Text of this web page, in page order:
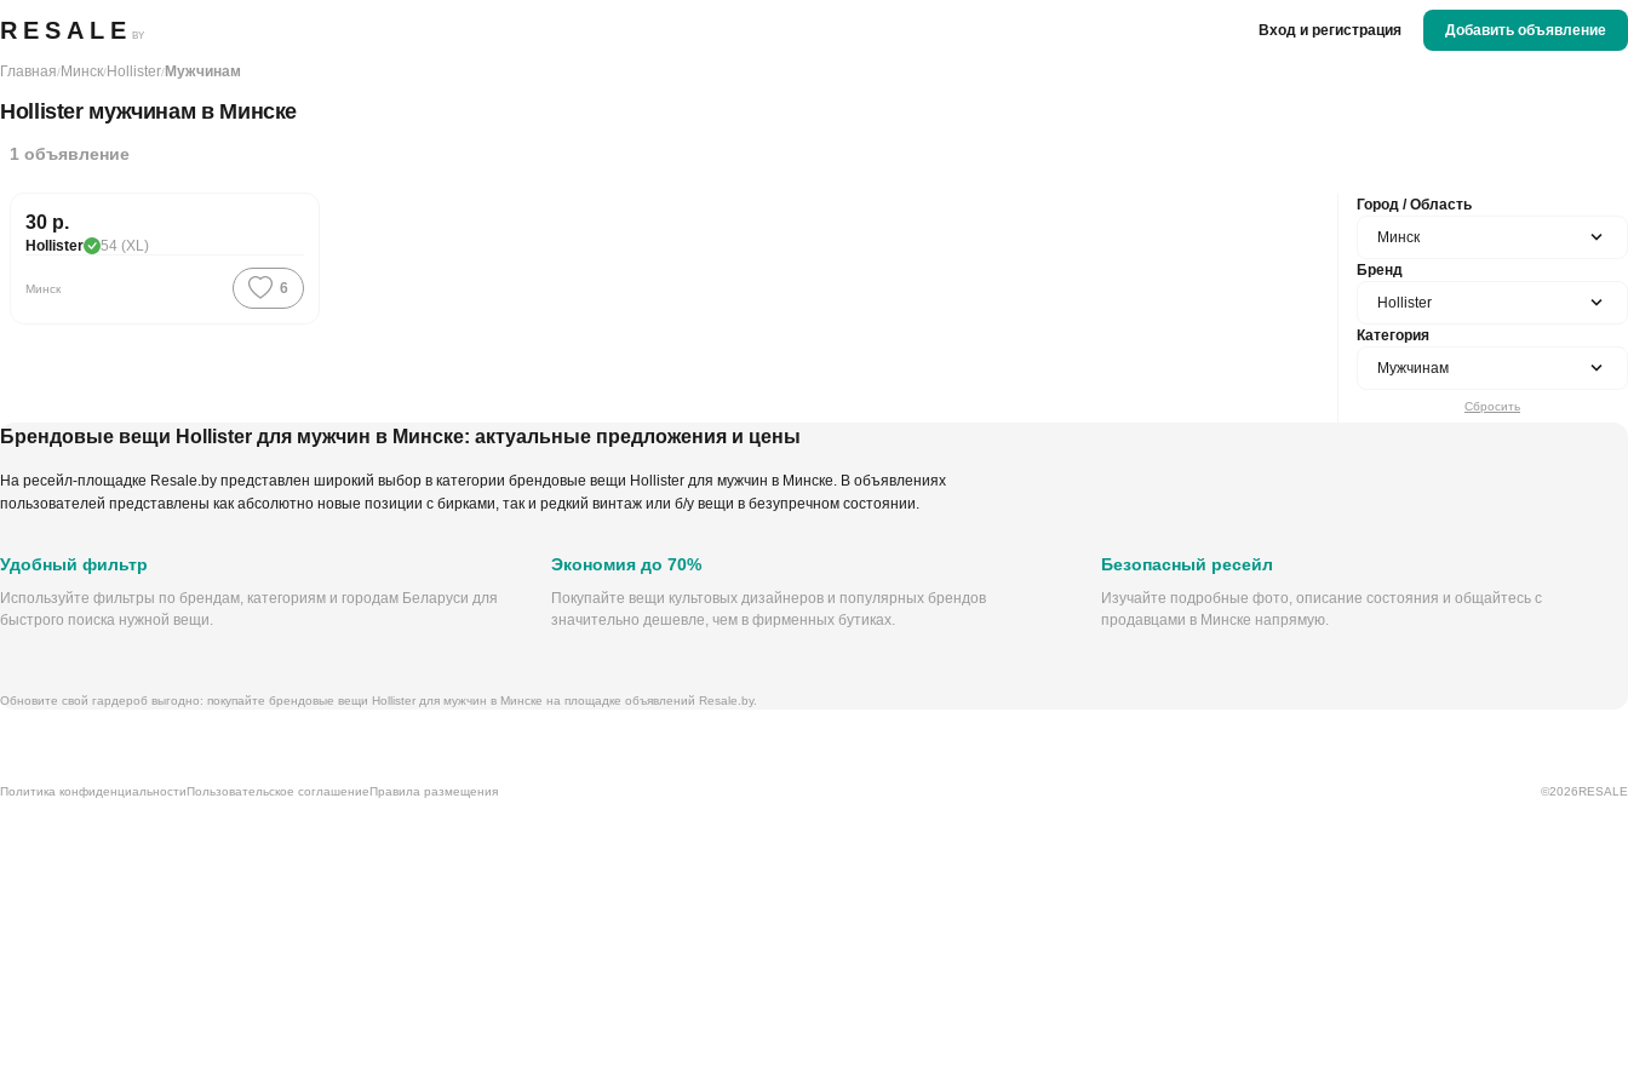
RESALE BY Вход и регистрация Добавить объявление
Главная/Минск/Hollister/Мужчинам
Hollister мужчинам в Минске
Город / Область
Минск
Бренд
Hollister
Категория
Мужчинам
Сбросить
1 объявление
30 р.
Hollister 54 (XL)
Минск 6
Брендовые вещи Hollister для мужчин в Минске: актуальные предложения и цены
На ресейл-площадке Resale.by представлен широкий выбор в категории брендовые вещи Hollister для мужчин в Минске. В объявлениях
пользователей представлены как абсолютно новые позиции с бирками, так и редкий винтаж или б/у вещи в безупречном состоянии.
Удобный фильтр
Используйте фильтры по брендам, категориям и городам Беларуси для
быстрого поиска нужной вещи.
Экономия до 70%
Покупайте вещи культовых дизайнеров и популярных брендов
значительно дешевле, чем в фирменных бутиках.
Безопасный ресейл
Изучайте подробные фото, описание состояния и общайтесь с
продавцами в Минске напрямую.
Обновите свой гардероб выгодно: покупайте брендовые вещи Hollister для мужчин в Минске на площадке объявлений Resale.by.
Политика конфиденциальностиПользовательское соглашениеПравила размещения ©2026RESALE